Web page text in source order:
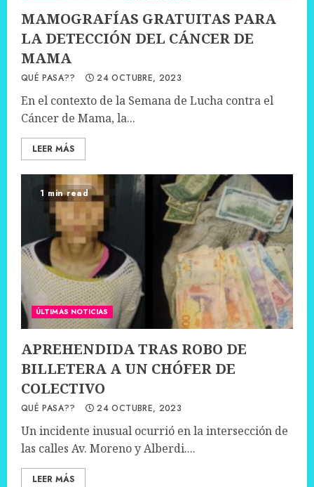
MAMOGRAFÍAS GRATUITAS PARA
LA DETECCIÓN DEL CÁNCER DE
MAMA
QUÉ PASA?? 24 OCTUBRE, 2023
En el contexto de la Semana de Lucha contra el
Cáncer de Mama, la...
LEER MÁS
1 min read
ÚLTIMAS NOTICIAS
APREHENDIDA TRAS ROBO DE
BILLETERA A UN CHÓFER DE
COLECTIVO
QUÉ PASA?? 24 OCTUBRE, 2023
Un incidente inusual ocurrió en la intersección de
las calles Av. Moreno y Alberdi....
LEER MÁS